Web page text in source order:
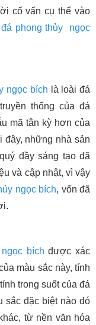
cố vấn cụ thể vào
đá phong thủy
ngọc
ngọc bích là loài đá
thống của đá
mã tân kỳ hơn của
đây, những nhà sản
đầy sáng tạo đã
và cập nhật, vì vậy
ngọc bích, vốn đã
ngọc bích được xác
màu sắc này, tính
trong suốt của đá
sắc đặc biệt nào đó
từ nền văn hóa